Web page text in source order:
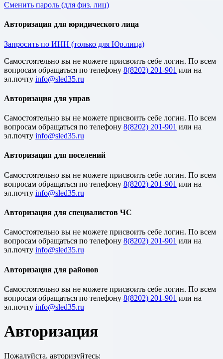
Сменить пароль (для физ. лиц)
Авторизация для юридического лица
Запросить по ИНН (только для Юр.лица)
Cамостоятельно вы не можете присвоить себе логин. По всем
вопросам обращаться по телефону 8(8202) 201-901 или на
эл.почту
Авторизация для управ
Cамостоятельно вы не можете присвоить себе логин. По всем
вопросам обращаться по телефону 8(8202) 201-901 или на
эл.почту
Авторизация для поселений
Cамостоятельно вы не можете присвоить себе логин. По всем
вопросам обращаться по телефону 8(8202) 201-901 или на
эл.почту
Авторизация для специалистов ЧС
Cамостоятельно вы не можете присвоить себе логин. По всем
вопросам обращаться по телефону 8(8202) 201-901 или на
эл.почту
Авторизация для районов
Cамостоятельно вы не можете присвоить себе логин. По всем
вопросам обращаться по телефону 8(8202) 201-901 или на
эл.почту
Авторизация
Пожалуйста, авторизуйтесь: